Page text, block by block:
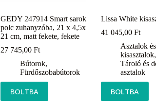
GEDY 247914 Smart sarok
polc zuhanyzóba, 21 x 4,5x
21 cm, matt fekete, fekete
27 745,00Ft
Bútorok,
Fürdőszobabútorok
BOLTBA
Lissa White
41 045,00Ft
Asztalok és
kisasztalok
Tároló és
asztalok
BOLTBA